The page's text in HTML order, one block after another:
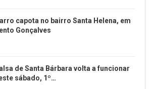
capota no bairro Santa Helena, em
Gonçalves
de Santa Bárbara volta a funcionar
sábado, 1º…